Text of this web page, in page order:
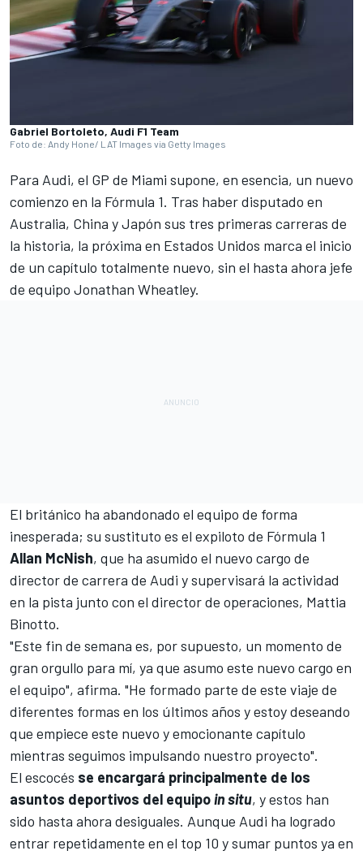
Gabriel Bortoleto, Audi F1 Team
Foto de: Andy Hone/ LAT Images via Getty Images
Para Audi, el GP de Miami supone, en esencia, un nuevo
comienzo en la Fórmula 1. Tras haber disputado en
Australia, China y Japón sus tres primeras carreras de
la historia, la próxima en Estados Unidos marca el inicio
de un capítulo totalmente nuevo, sin el hasta ahora jefe
de equipo Jonathan Wheatley.
El británico ha abandonado el equipo de forma
inesperada; su sustituto es el expiloto de Fórmula 1
Allan McNish, que ha asumido el nuevo cargo de
director de carrera de Audi y supervisará la actividad
en la pista junto con el director de operaciones, Mattia
Binotto.
"Este fin de semana es, por supuesto, un momento de
gran orgullo para mí, ya que asumo este nuevo cargo en
el equipo", afirma. "He formado parte de este viaje de
diferentes formas en los últimos años y estoy deseando
que empiece este nuevo y emocionante capítulo
mientras seguimos impulsando nuestro proyecto".
El escocés se encargará principalmente de los
asuntos deportivos del equipoin situ, y estos han
sido hasta ahora desiguales. Aunque Audi ha logrado
entrar repetidamente en el top 10 y sumar puntos ya en